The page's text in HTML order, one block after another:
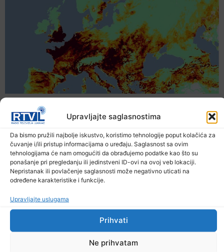
Upravljajte saglasnostima
Da bismo pružili najbolje iskustvo, koristimo tehnologije poput kolačića za
čuvanje i/ili pristup informacijama o uređaju. Saglasnost sa ovim
tehnologijama će nam omogućiti da obrađujemo podatke kao što su
ponašanje pri pregledanju ili jedinstveni ID-ovi na ovoj veb lokaciji.
Nepristanak ili povlačenje saglasnosti može negativno uticati na
određene karakteristike i funkcije.
Upravljajte uslugama
Prihvati
Ne prihvatam
Upozorenje za narednih sedam dana: Požari
prijete Balkanu, u rizičnoj zoni nalazi se i BiH